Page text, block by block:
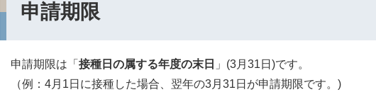
申請期限
​ 申請期限は「 接種日の属する年度の末日 」(3月31日)です。
（例：4月1日に接種した場合、翌年の3月31日が申請期限です。)